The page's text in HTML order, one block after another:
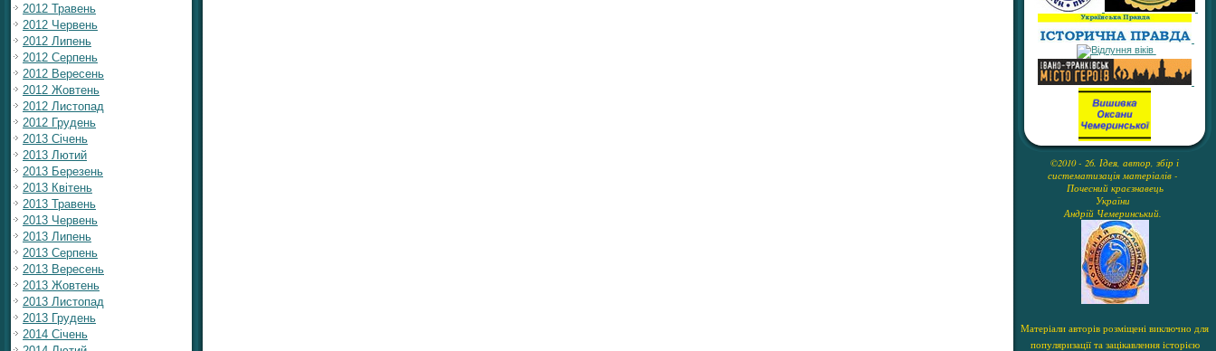
2012 Травень
2012 Червень
2012 Липень
2012 Серпень
2012 Вересень
2012 Жовтень
2012 Листопад
2012 Грудень
2013 Січень
2013 Лютий
2013 Березень
2013 Квітень
2013 Травень
2013 Червень
2013 Липень
2013 Серпень
2013 Вересень
2013 Жовтень
2013 Листопад
2013 Грудень
2014 Січень
©2010 - 26. Ідея, автор, збір і
систематизація матеріалів -
Почесний краєзнавець
України
Андрій Чемеринський.
Матеріали авторів розміщені виключно для
популяризації та зацікавлення історією